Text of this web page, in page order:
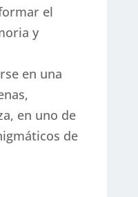
el
y
en una
en uno de
de